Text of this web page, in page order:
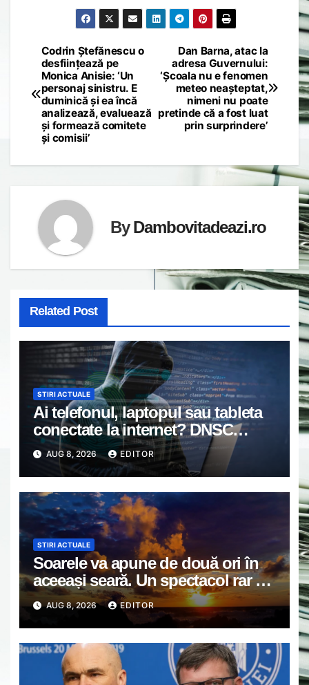
Post
navigation
Dan Barna, atac la
adresa Guvernului:
‘Școala nu e fenomen
meteo neașteptat,
nimeni nu poate
pretinde că a fost luat
prin surprindere’
Codrin Ștefănescu o
desființează pe
Monica Anisie: ‘Un
personaj sinistru. E
duminică și ea încă
analizează, evaluează
și formează comitete
și comisii’
ByDambovitadeazi.ro
Related Post
STIRI ACTUALE
Ai telefonul, laptopul sau tableta
conectate la internet? DNSC
avertizează asupra unui risc pe
care mulți utilizatori îl ignoră
AUG 8, 2026 EDITOR
STIRI ACTUALE
Soarele va apune de două ori în
aceeași seară. Un spectacol rar va
întrerupe liniștea unui sat din
Europa
AUG 8, 2026 EDITOR